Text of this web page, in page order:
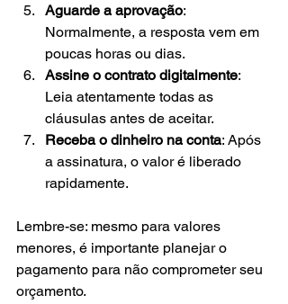
Aguarde a aprovação:
Normalmente, a resposta vem em
poucas horas ou dias.
Assine o contrato digitalmente:
Leia atentamente todas as
cláusulas antes de aceitar.
Receba o dinheiro na conta: Após
a assinatura, o valor é liberado
rapidamente.
Lembre-se: mesmo para valores
menores, é importante planejar o
pagamento para não comprometer seu
orçamento.